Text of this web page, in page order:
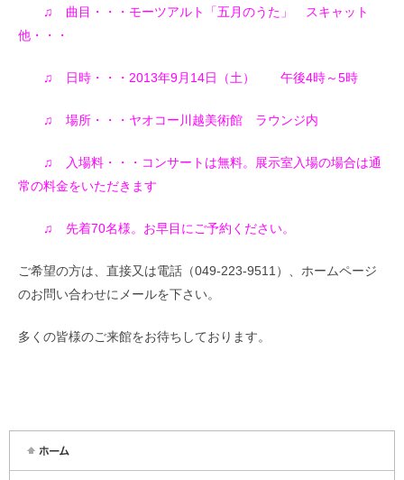
♫ 曲目・・・モーツアルト「五月のうた」 スキャット
他・・・
♫ 日時・・・2013年9月14日（土） 午後4時～5時
♫ 場所・・・ヤオコー川越美術館 ラウンジ内
♫ 入場料・・・コンサートは無料。展示室入場の場合は通
常の料金をいただきます
♫ 先着70名様。お早目にご予約ください。
ご希望の方は、直接又は電話（049-223-9511）、ホームページ
のお問い合わせにメールを下さい。
多くの皆様のご来館をお待ちしております。